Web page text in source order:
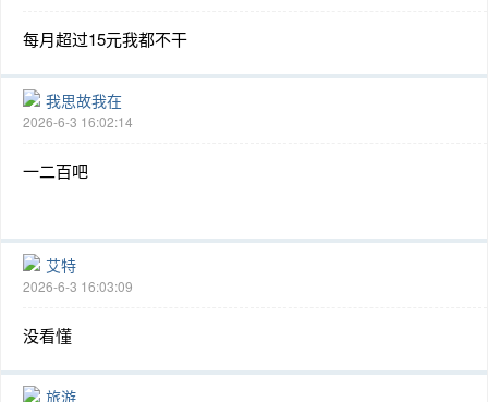
每月超过15元我都不干
我思故我在
2026-6-3 16:02:14
一二百吧
艾特
2026-6-3 16:03:09
没看懂
旅游